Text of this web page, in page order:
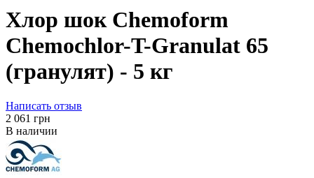
Хлор шок Chemoform
Chemochlor-T-Granulat 65
(гранулят) - 5 кг
Написать отзыв
‍2 061‍ грн
В наличии